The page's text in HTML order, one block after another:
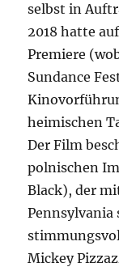
selbst in
2018 hatte
Premiere
Sundance
heimischen
Der Film
polnischen
Black), der
Pennsylvania
Mickey